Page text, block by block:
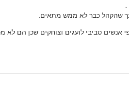
.
כך שהקהל כבר לא ממש מתאים.
אנשים סביבי לועגים וצוחקים שכן הם